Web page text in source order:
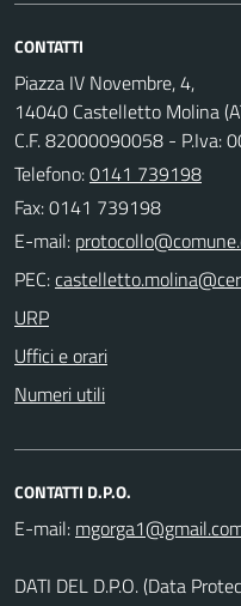
CONTATTI
Piazza IV Novembre, 4,
14040 Castelletto Molina
C.F. 82000090058 - P.Iva:
Telefono:0141 739198
Fax: 0141 739198
E-mail:
PEC:
URP
Uffici e orari
Numeri utili
CONTATTI D.P.O.
E-mail:
DATI DEL D.P.O. (Data